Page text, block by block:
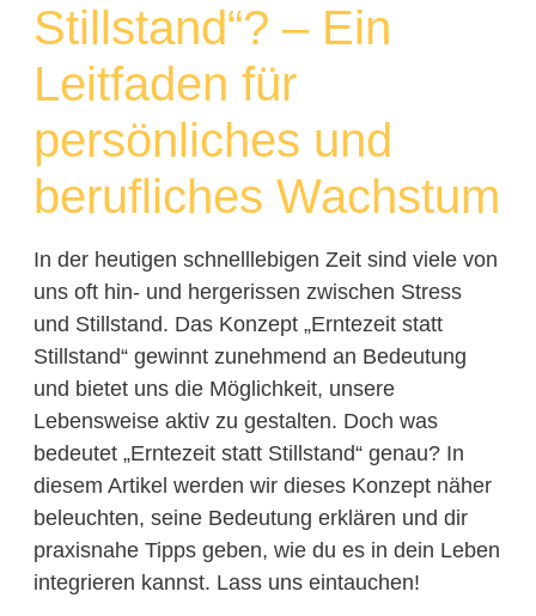
Stillstand“? – Ein
Leitfaden für
persönliches und
berufliches Wachstum
In der heutigen schnelllebigen Zeit sind viele von
uns oft hin- und hergerissen zwischen Stress
und Stillstand. Das Konzept „Erntezeit statt
Stillstand“ gewinnt zunehmend an Bedeutung
und bietet uns die Möglichkeit, unsere
Lebensweise aktiv zu gestalten. Doch was
bedeutet „Erntezeit statt Stillstand“ genau? In
diesem Artikel werden wir dieses Konzept näher
beleuchten, seine Bedeutung erklären und dir
praxisnahe Tipps geben, wie du es in dein Leben
integrieren kannst. Lass uns eintauchen!